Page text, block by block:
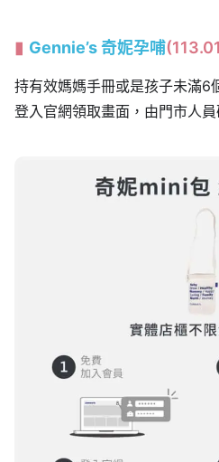
Gennie’s 奇妮孕哺
持有效媽媽手冊或是孩子未滿6
登入官網領取畫面，由門市人